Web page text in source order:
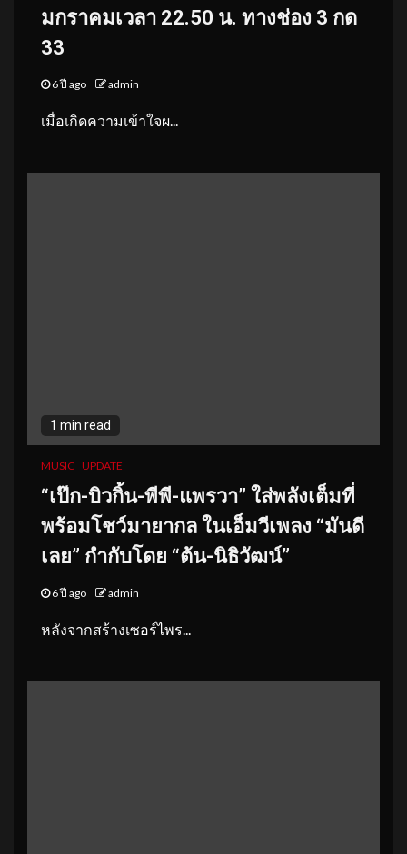
มกราคมเวลา 22.50 น. ทางช่อง 3 กด
33
6 ปี ago admin
เมื่อเกิดความเข้าใจผ...
1 min read
MUSIC UPDATE
“เป๊ก-บิวกิ้น-พีพี-แพรวา” ใส่พลังเต็มที่
พร้อมโชว์มายากล ในเอ็มวีเพลง “มันดี
เลย” กำกับโดย “ต้น-นิธิวัฒน์”
6 ปี ago admin
หลังจากสร้างเซอร์ไพร...